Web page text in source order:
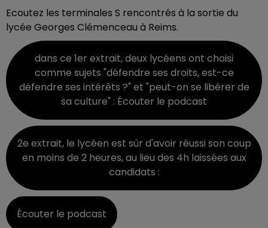
Ecoutez les terminales S rencontrés à la sortie du
lycée Georges Clémenceau à Reims.
dans ce 1er extrait, deux lycéens ont choisi
comme sujets "défendre ses droits, est-ce
défendre ses intérêts ?" et "peut-on se libérer de
sa culture" : Écouter le podcast
2e extrait, le lycéen est sûr d'avoir réussi son coup
en moins de 2 heures, au lieu des 4h laissées aux
candidats :
Écouter le podcast